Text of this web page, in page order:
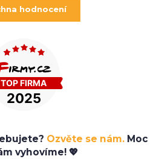
hodnocení
Ozvěte se nám. Moc
vyhovíme! 💖